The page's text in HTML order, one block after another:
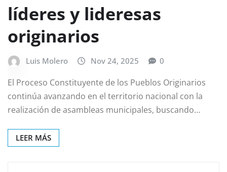
líderes y lideresas
originarios
Luis Molero Nov 24, 2025 0
El Proceso Constituyente de los Pueblos Originarios
continúa avanzando en el territorio nacional con la
realización de asambleas municipales, buscando…
LEER MÁS